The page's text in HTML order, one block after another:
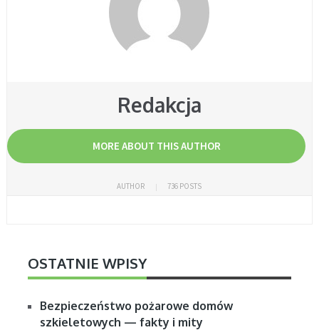
Redakcja
MORE ABOUT THIS AUTHOR
AUTHOR 736 POSTS
OSTATNIE WPISY
Bezpieczeństwo pożarowe domów
szkieletowych — fakty i mity